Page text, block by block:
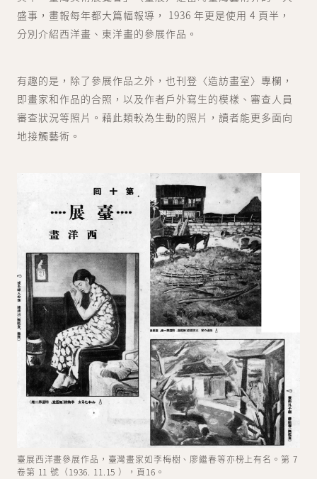
盛事，畫報每年都大篇幅報導， 1936 年更是使用 4 頁半，
分別介紹西洋畫、東洋畫的參展作品。
有趣的是，除了參展作品之外，也刊登〈造訪畫室〉專欄，
即畫家和作品的合照，以及作者戶外寫生的模樣、審查人員
審查狀況等照片。藉此類較為生動的照片，讀者能更多面向
地接觸藝術。
臺展西洋畫參展作品，臺灣畫家如李梅樹、廖繼春等亦榜上有名。第 7
卷第 11 號（1936. 11.15 ），頁16。